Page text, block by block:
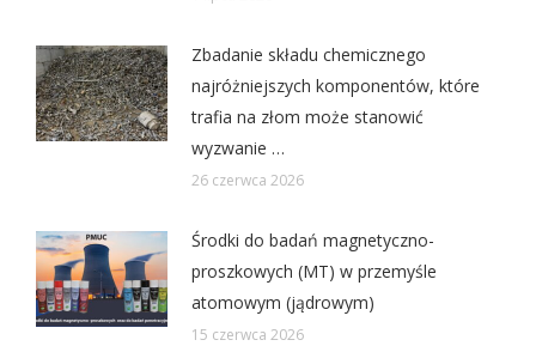
Zbadanie składu chemicznego
najróżniejszych komponentów, które
trafia na złom może stanowić
wyzwanie …
26 czerwca 2026
Środki do badań magnetyczno-
proszkowych (MT) w przemyśle
atomowym (jądrowym)
15 czerwca 2026